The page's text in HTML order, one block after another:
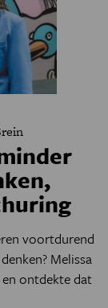
voortdurend
Melissa
ontdekte dat